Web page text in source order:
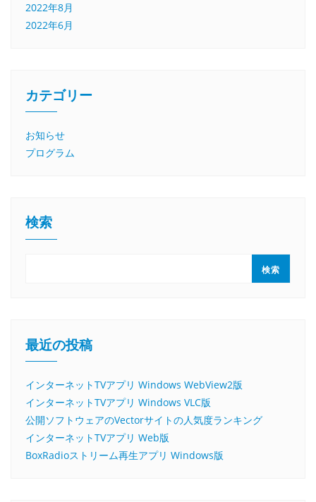
2022年8月
2022年6月
カテゴリー
お知らせ
プログラム
検索
検索
最近の投稿
インターネットTVアプリ Windows WebView2版
インターネットTVアプリ Windows VLC版
公開ソフトウェアのVectorサイトの人気度ランキング
インターネットTVアプリ Web版
BoxRadioストリーム再生アプリ Windows版